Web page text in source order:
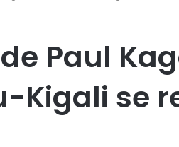
Paul
Kigali se